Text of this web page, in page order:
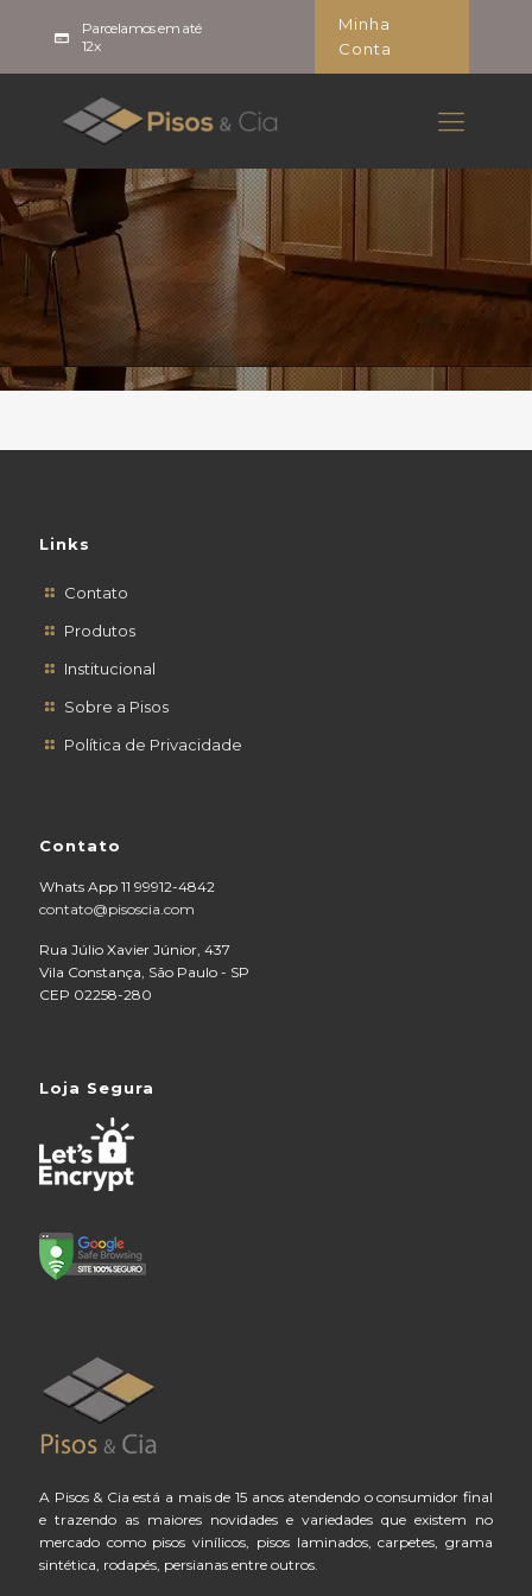
Parcelamos em até
12x
Minha
Conta
Links
Contato
Produtos
Institucional
Sobre a Pisos
Política de Privacidade
Contato
Whats App 11 99912-4842
contato@pisoscia.com
Rua Júlio Xavier Júnior, 437
Vila Constança, São Paulo - SP
CEP 02258-280
Loja Segura
A Pisos & Cia está a mais de 15 anos atendendo o consumidor final
e trazendo as maiores novidades e variedades que existem no
mercado como pisos vinílicos, pisos laminados, carpetes, grama
sintética, rodapés, persianas entre outros.